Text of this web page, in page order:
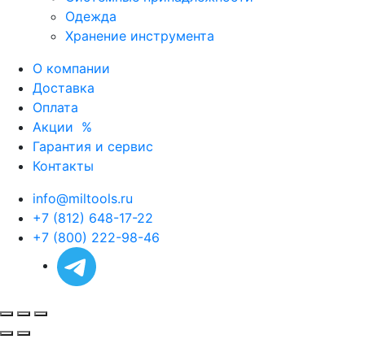
Одежда
Хранение инструмента
О компании
Доставка
Оплата
Акции %
Гарантия и сервис
Контакты
info@miltools.ru
+7 (812) 648-17-22
+7 (800) 222-98-46